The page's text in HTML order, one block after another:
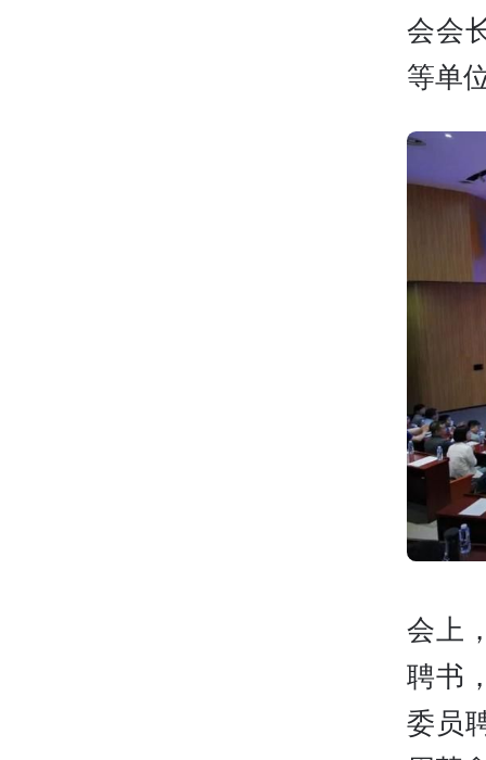
会会
等单
会上
聘书
委员